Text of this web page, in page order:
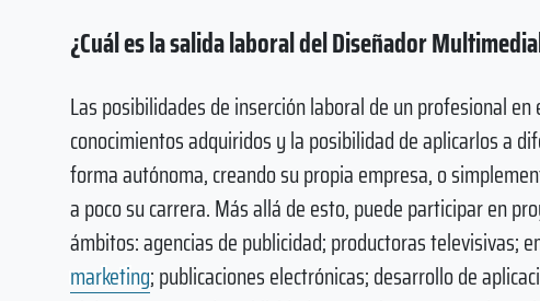
¿Cuál es la salida laboral del Diseñador
Las posibilidades de inserción laboral de un profesional
conocimientos adquiridos y la posibilidad de aplicarlos a
forma autónoma, creando su propia empresa, o
a poco su carrera. Más allá de esto, puede participar en
ámbitos: agencias de publicidad; productoras televisivas;
marketing; publicaciones electrónicas; desarrollo de